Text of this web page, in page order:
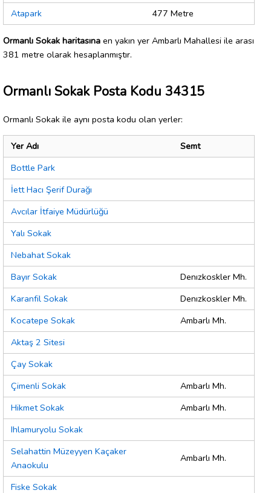
Atapark
477 Metre
Ormanlı Sokak haritasına en yakın yer Ambarlı Mahallesi ile arası
381 metre olarak hesaplanmıştır.
Ormanlı Sokak Posta Kodu 34315
Ormanlı Sokak ile aynı posta kodu olan yerler:
Yer Adı
Semt
Bottle Park
İett Hacı Şerif Durağı
Avcılar İtfaiye Müdürlüğü
Yalı Sokak
Nebahat Sokak
Bayır Sokak
Denızkoskler Mh.
Karanfil Sokak
Denızkoskler Mh.
Kocatepe Sokak
Ambarlı Mh.
Aktaş 2 Sitesi
Çay Sokak
Çimenli Sokak
Ambarlı Mh.
Hikmet Sokak
Ambarlı Mh.
Ihlamuryolu Sokak
Selahattin Müzeyyen Kaçaker
Anaokulu
Ambarlı Mh.
Fiske Sokak